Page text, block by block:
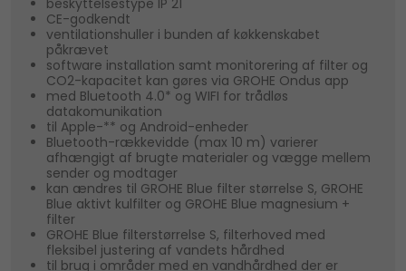
beskyttelsestype IP 21
CE-godkendt
ventilationshuller i bunden af køkkenskabet
påkrævet
software installation samt monitorering af filter og
CO2-kapacitet kan gøres via GROHE Ondus app
med Bluetooth 4.0* og WIFI for trådløs
datakomunikation
til Apple-** og Android-enheder
Bluetooth-rækkevidde (max 10 m) varierer
afhængigt af brugte materialer og vægge mellem
sender og modtager
kan ændres til GROHE Blue filter størrelse S, GROHE
Blue aktivt kulfilter og GROHE Blue magnesium +
filter
GROHE Blue filterstørrelse S, filterhoved med
fleksibel justering af vandets hårdhed
til brug i områder med en vandhårdhed der er